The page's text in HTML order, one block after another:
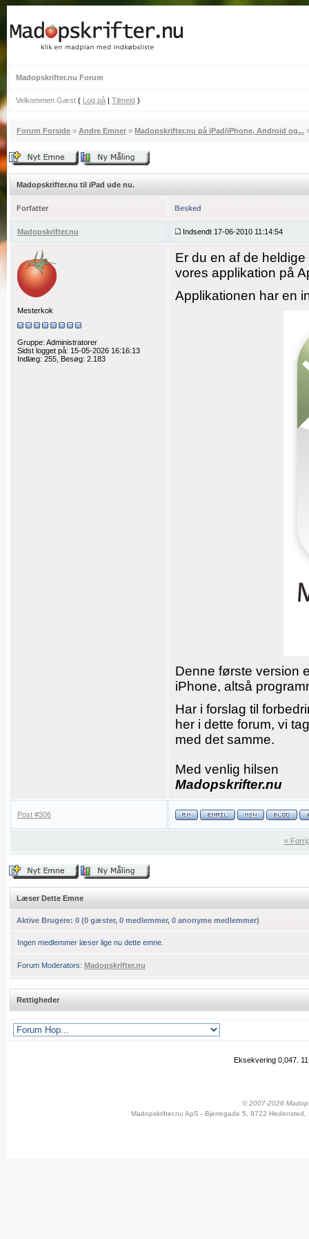
Madopskrifter.nu Forum
Velkommen Gæst ( Log på | Tilmeld )
Forum Forside » Andre Emner » Madopskrifter.nu på iPad/iPhone, Android og...
Madopskrifter.nu til iPad ude nu.
Forfatter Besked
Madopskrifter.nu Indsendt 17-06-2010 11:14:54
Mesterkok
Gruppe: Administratorer
Sidst logget på: 15-05-2026 16:16:13
Indlæg: 255, Besøg: 2.183
Er du en af de
vores applikation på
Applikationen har en
Denne første version
iPhone, altså
Har i forslag til
her i dette forum, vi
med det samme.
Med venlig hilsen
Madopskrifter.nu
Post #306
«
Læser Dette Emne
Aktive Brugere: 0 (0 gæster, 0 medlemmer, 0 anonyme medlemmer)
Ingen medlemmer læser lige nu dette emne.
Forum Moderators: Madopskrifter.nu
Rettigheder
Eksekvering 0,047.
© 2007-2026
Madopskrifter.nu ApS - Bjerregade 5, 8722